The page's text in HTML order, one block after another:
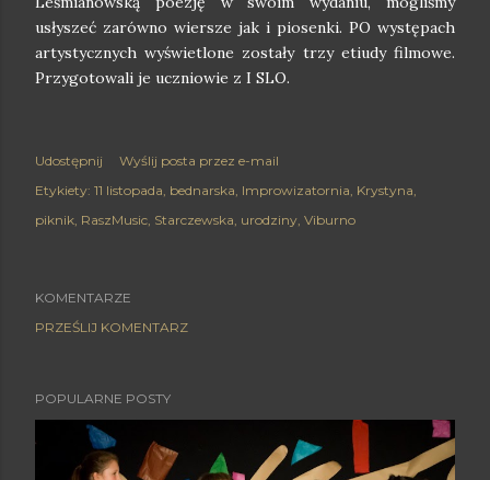
usłyszeć zarówno wiersze jak i piosenki. PO występach
artystycznych wyświetlone zostały trzy etiudy filmowe.
Przygotowali je uczniowie z I SLO.
Udostępnij
Wyślij posta przez e-mail
Etykiety: 11 listopada bednarska Improwizatornia Krystyna
piknik RaszMusic Starczewska urodziny Viburno
KOMENTARZE
PRZEŚLIJ KOMENTARZ
POPULARNE POSTY